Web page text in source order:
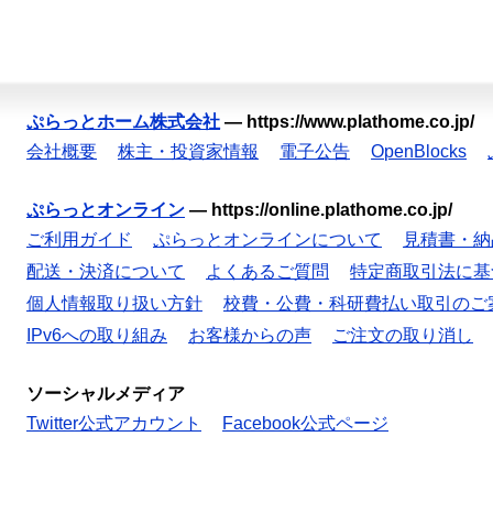
ぷらっとホーム株式会社 — https://www.plathome.co.jp/
会社概要
株主・投資家情報 電子公告 OpenBlocks
ぷらっとオンライン — https://online.plathome.co.jp/
ご利用ガイド
ぷらっとオンラインについて
見積書・
配送・決済について
よくあるご質問
特定商取引法に
個人情報取り扱い方針
校費・公費・科研費払い取引のご
IPv6への取り組み
お客様からの声 ご注文の取り消し
ソーシャルメディア
Twitter公式アカウント
Facebook公式ページ